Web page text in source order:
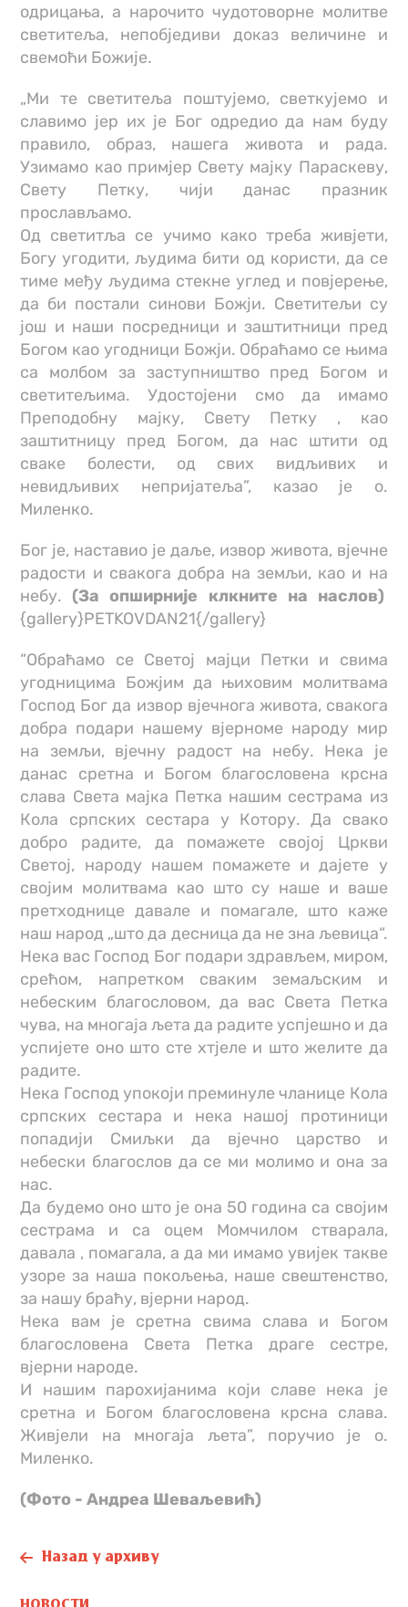
одрицања, а нарочито чудотоворне молитве
светитеља, непобједиви доказ величине и
свемоћи Божије.
„Ми те светитеља поштујемо, светкујемо и
славимо јер их је Бог одредио да нам буду
правило, образ, нашега живота и рада.
Узимамо као примјер Свету мајку Параскеву,
Свету Петку, чији данас празник
прослављамо.
Од светитља се учимо како треба живјети,
Богу угодити, људима бити од користи, да се
тиме међу људима стекне углед и повјерење,
да би постали синови Божји. Светитељи су
још и наши посредници и заштитници пред
Богом као угодници Божји. Обраћамо се њима
са молбом за заступништво пред Богом и
светитељима. Удостојени смо да имамо
Преподобну мајку, Свету Петку , као
заштитницу пред Богом, да нас штити од
сваке болести, од свих видљивих и
невидљивих непријатеља”, казао је о.
Миленко.
Бог је, наставио је даље, извор живота, вјечне
радости и свакога добра на земљи, као и на
небу. (За опширније клкните на наслов)
{gallery}PETKOVDAN21{/gallery}
“Обраћамо се Светој мајци Петки и свима
угодницима Божјим да њиховим молитвама
Господ Бог да извор вјечнога живота, свакога
добра подари нашему вјерноме народу мир
на земљи, вјечну радост на небу. Нека је
данас сретна и Богом благословена крсна
слава Света мајка Петка нашим сестрама из
Кола српских сестара у Котору. Да свако
добро радите, да помажете својој Цркви
Светој, народу нашем помажете и дајете у
својим молитвама као што су наше и ваше
претходнице давале и помагале, што каже
наш народ „што да десница да не зна љевица“.
Нека вас Господ Бог подари здрављем, миром,
срећом, напретком сваким земаљским и
небеским благословом, да вас Света Петка
чува, на многаја љета да радите успјешно и да
успијете оно што сте хтјеле и што желите да
радите.
Нека Господ упокоји преминуле чланице Кола
српских сестара и нека нашој протиници
попадији Смиљки да вјечно царство и
небески благослов да се ми молимо и она за
нас.
Да будемо оно што је она 50 година са својим
сестрама и са оцем Момчилом стварала,
давала , помагала, а да ми имамо увијек такве
узоре за наша покољења, наше свештенство,
за нашу браћу, вјерни народ.
Нека вам је сретна свима слава и Богом
благословена Света Петка драге сестре,
вјерни народе.
И нашим парохијанима који славе нека је
сретна и Богом благословена крсна слава.
Живјели на многаја љета”, поручио је о.
Миленко.
(Фото - Андреа Шеваљевић)
Назад у архиву